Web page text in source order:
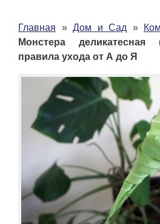
Главная » Дом и Сад »
Монстера деликатесная
правила ухода от А до Я